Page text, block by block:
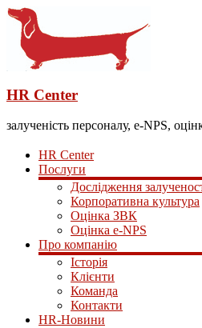
HR Center
залученість персоналу, e-NPS,
HR Center
Послуги
Дослідження
Корпоративна культура
Оцінка ЗВК
Оцінка e-NPS
Про компанію
Історія
Клієнти
Команда
Контакти
HR-Новини